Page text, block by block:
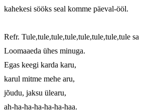
kahekesi sööks seal komme päeval-ööl.
Refr. Tule,tule,tule,tule,tule,tule,tule,tule sa
Loomaaeda ühes minuga.
Egas keegi karda karu,
karul mitme mehe aru,
jõudu, jaksu ülearu,
ah-ha-ha-ha-ha-ha-haa.